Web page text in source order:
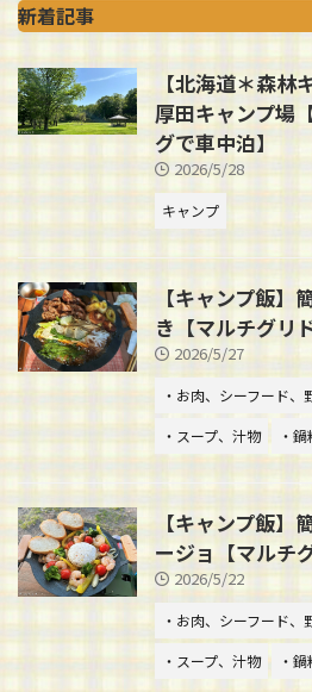
新着記事
【北海道＊森林
厚田キャンプ場
グで車中泊】
2026/5/28
キャンプ
【キャンプ飯
き【マルチグリ
2026/5/27
・お肉、シーフード、
・スープ、汁物
・
【キャンプ飯
ージョ【マルチ
2026/5/22
・お肉、シーフード、
・スープ、汁物
・